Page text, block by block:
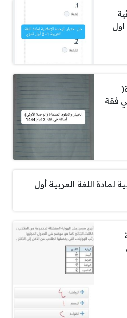
لمادة اللغة العربية 1-2 اول
فقة
لمادة اللغة العربية أول